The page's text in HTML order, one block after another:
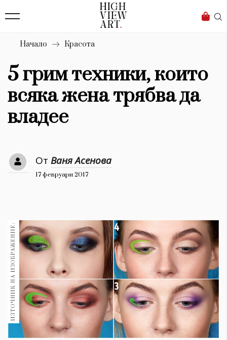
Бизнес
Мода
Dialogue
Изкуство
4340
Красота
Дизайн
Книги
30+ 1970
Гурме 1710
Пътувай
237
Здраве 389
Начало Красота
5 грим техники, които
всяка жена трябва да
владее
От Ваня Асенова
17 февруари 2017
ИЗТОЧНИК НА ИЗОБРАЖЕНИЕ: